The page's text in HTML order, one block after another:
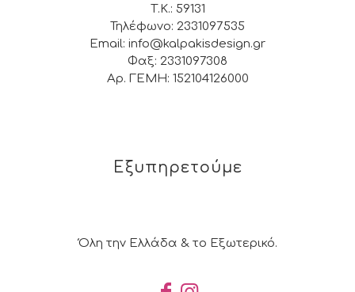
Τ.Κ.: 59131
Τηλέφωνο: 2331097535
Email: info@kalpakisdesign.gr
Φαξ: 2331097308
Αρ. ΓΕΜΗ: 152104126000
Εξυπηρετούμε
Όλη την Ελλάδα & το Εξωτερικό.